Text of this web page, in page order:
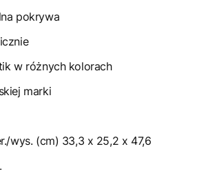
pokrywa
w różnych kolorach
marki
wys. (cm) 33,3 x 25,2 x 47,6